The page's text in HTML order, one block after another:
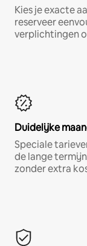
Kies je exacte
reserveer
verplichtingen
Duidelijke
Speciale
de lange
zonder extra